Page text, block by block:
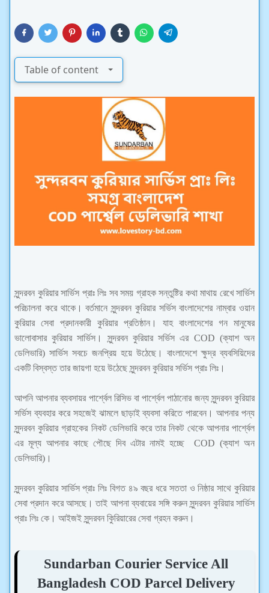
Table of content
সুন্দরবন কুরিয়ার সার্ভিস প্রাঃ লিঃ সব সময় গ্রাহক সন্তুষ্টির কথা মাথায় রেখে সার্ভিস
পরিচালনা করে থাকে। বর্তমানে সুন্দরবন কুরিয়ার সর্ভিস বাংলাদেশের নাম্বার ওয়ান
কুরিয়ার সেবা প্রদানকারী কুরিয়ার প্রতিষ্ঠান। যাহ বাংলাদেশের গন মানুষের
ভালোবাসার কুরিয়ার সার্ভিস। সুন্দরবন কুরিয়ার সর্ভিস এর COD (ক্যাশ অন
ডেলিভারি) সার্ভিস সবচে জনপ্রিয় হয়ে উঠেছে। বাংলাদেশে ক্ষুদ্র ব্যবসিয়িদের
একটি বিস্বস্ত তার জায়গা হয়ে উঠেছে সুন্দরবন কুরিয়ার সর্ভিস প্রাঃ লিঃ।
আপনি আপনার ব্যবসায়র পার্শ্বেল রিসিভ বা পার্শ্বেল পাঠানোর জন্য সুন্দরবন কুরিয়ার
সর্ভিস ব্যবহার করে সহজেই ঝামলে ছাড়াই ব্যবসা করিতে পারবেন। আপনার পন্য
সুন্দরবন কুরিয়ার গ্রাহকের নিকট ডেলিভারি করে তার নিকট থেকে আপনার পার্শ্বেল
এর মূল্য আপনার কাছে পৌছে দিব এটার নামই হচ্ছে
COD (ক্যাশ অন
ডেলিভারি)।
সুন্দরবন কুরিয়ার সার্ভিস প্রাঃ লিঃ বিগত ৪৯ বছর ধরে সততা ও নিষ্ঠার সাথে কুরিয়ার
সেবা প্রদান করে আসছে। তাই আপনা ব্যবায়ের সঙ্গি করুনসুন্দরবন কুরিয়ার সার্ভিস
প্রাঃ লিঃ কে। আইজই সুন্দরবন কিুরিয়ারের সেবা গ্রহন করুন।
Sundarban Courier Service All
Bangladesh COD Parcel Delivery